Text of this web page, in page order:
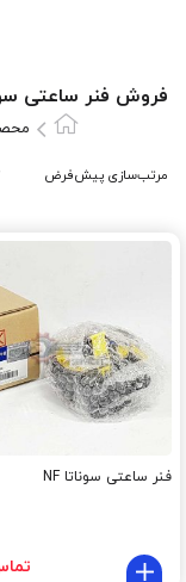
فروش فنر ساعتی سوناتا
فنر ساعتی سوناتا NF